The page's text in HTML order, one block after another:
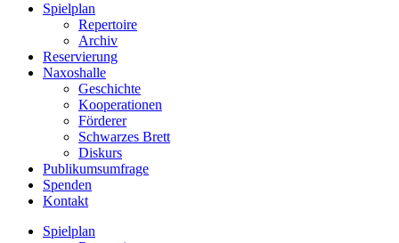
Spielplan
Repertoire
Archiv
Reservierung
Naxoshalle
Geschichte
Kooperationen
Förderer
Schwarzes Brett
Diskurs
Publikumsumfrage
Spenden
Kontakt
Spielplan